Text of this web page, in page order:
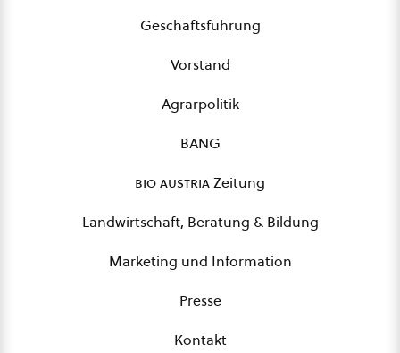
Geschäftsführung
Vorstand
Agrarpolitik
BANG
bio austriaZeitung
Landwirtschaft, Beratung & Bildung
Marketing und Information
Presse
Kontakt